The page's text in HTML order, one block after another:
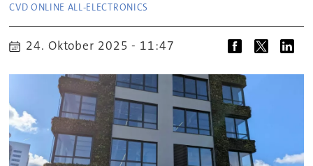
CVD ONLINE ALL-ELECTRONICS
24. Oktober 2025 - 11:47